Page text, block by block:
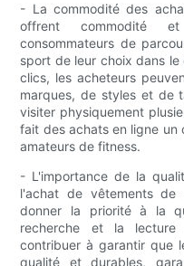
- La commodité des
offrent commodité
consommateurs de
sport de leur choix dans
clics, les acheteurs
marques, de styles et de
visiter physiquement
fait des achats en ligne un
amateurs de fitness.
- L'importance de la
l'achat de vêtements
donner la priorité à la
recherche et la
contribuer à garantir que
qualité et durables,